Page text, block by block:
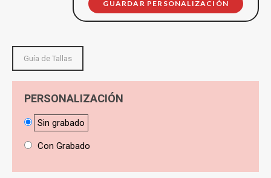
GUARDAR PERSONALIZACIÓN
Guía de Tallas
PERSONALIZACIÓN
Sin grabado
Con Grabado